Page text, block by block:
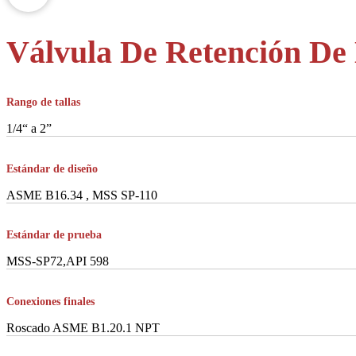
Válvula De Retención
Rango de tallas
1/4“ a 2”
Estándar de diseño
ASME B16.34 , MSS SP-110
Estándar de prueba
MSS-SP72,API 598
Conexiones finales
Roscado ASME B1.20.1 NPT